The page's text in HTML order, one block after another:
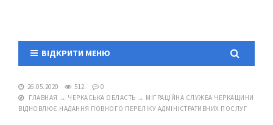
ВІДКРИТИ МЕНЮ
26.05.2020 512
0
ГЛАВНАЯ → ЧЕРКАСЬКА ОБЛАСТЬ → МІГРАЦІЙНА СЛУЖБА ЧЕРКАЩИНИ
ВІДНОВЛЮЄ НАДАННЯ ПОВНОГО ПЕРЕЛІКУ АДМІНІСТРАТИВНИХ ПОСЛУГ